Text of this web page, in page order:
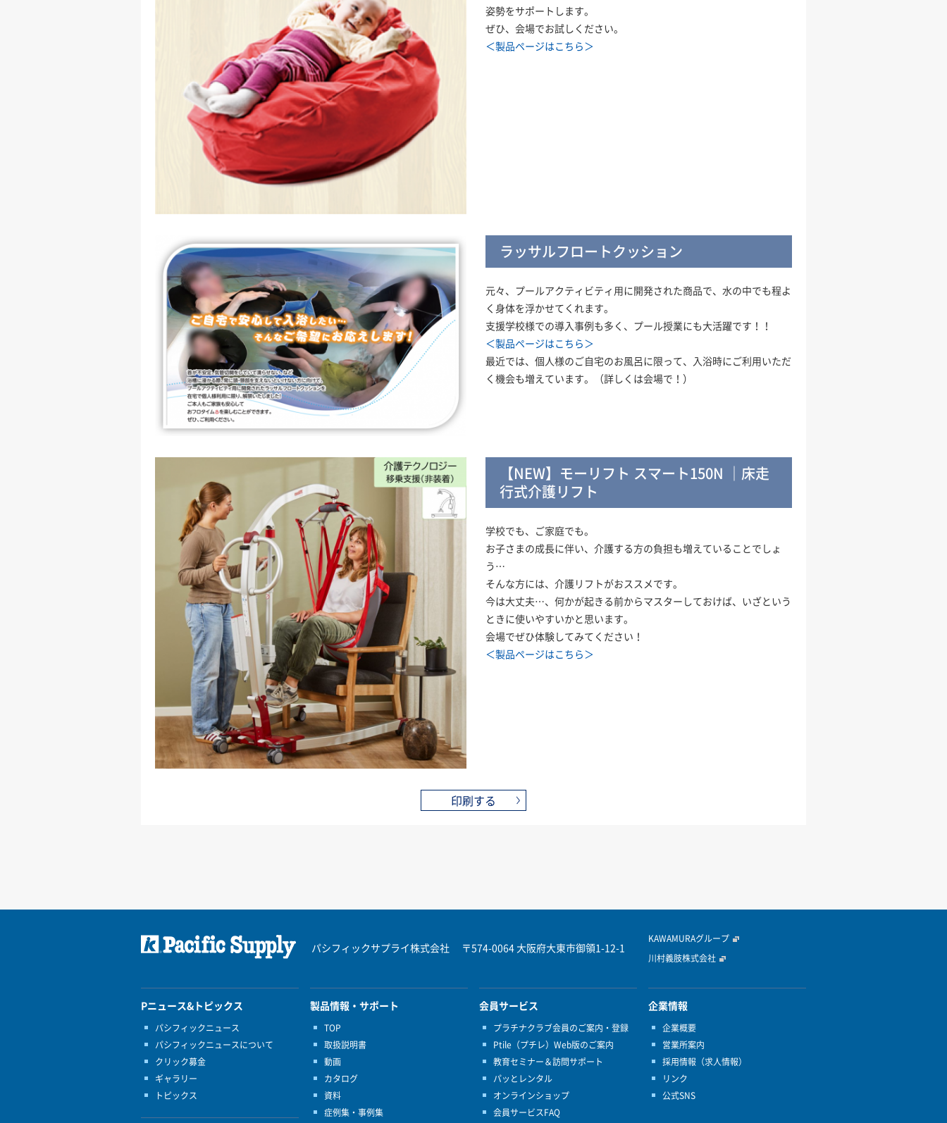
姿勢をサポートします。
ぜひ、会場でお試しください。
＜製品ページはこちら＞
ラッサルフロートクッション
元々、プールアクティビティ用に開発された商品で、水の中でも程よ
く身体を浮かせてくれます。
支援学校様での導入事例も多く、プール授業にも大活躍です！！
＜製品ページはこちら＞
最近では、個人様のご自宅のお風呂に限って、入浴時にご利用いただ
く機会も増えています。（詳しくは会場で！）
【NEW】モーリフト スマート150N ｜床走
行式介護リフト
学校でも、ご家庭でも。
お子さまの成長に伴い、介護する方の負担も増えていることでしょ
う…
そんな方には、介護リフトがおススメです。
今は大丈夫…、何かが起きる前からマスターしておけば、いざという
ときに使いやすいかと思います。
会場でぜひ体験してみてください！
＜製品ページはこちら＞
印刷する
パシフィックサプライ株式会社 〒574-0064 大阪府大東市御領1-12-1
KAWAMURAグループ
川村義肢株式会社
Pニュース&トピックス
パシフィックニュース
パシフィックニュースについて
クリック募金
ギャラリー
トピックス
製品情報・サポート
TOP
取扱説明書
動画
カタログ
資料
症例集・事例集
会員サービス
プラチナクラブ会員のご案内・登録
Ptile（プチレ）Web版のご案内
教育セミナー＆訪問サポート
パッとレンタル
オンラインショップ
会員サービスFAQ
企業情報
企業概要
営業所案内
採用情報（求人情報）
リンク
公式SNS